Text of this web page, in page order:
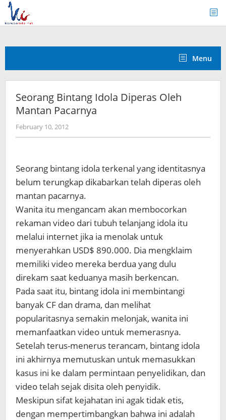
Skip
content
Menu
Seorang Bintang Idola Diperas Oleh
Mantan Pacarnya
February 10, 2012by
Koreanindo
Seorang bintang idola terkenal yang identitasnya
belum terungkap dikabarkan telah diperas oleh
mantan pacarnya.
Wanita itu mengancam akan membocorkan
rekaman video dari tubuh telanjang idola itu
melalui internet jika ia menolak untuk
menyerahkan USD$ 890.000. Dia mengklaim
memiliki video mereka berdua yang dulu
direkam saat keduanya masih berkencan.
Pada saat itu, bintang idola ini membintangi
banyak CF dan drama, dan melihat
popularitasnya semakin melonjak, wanita ini
memanfaatkan video untuk memerasnya.
Setelah terus-menerus terancam, bintang idola
ini akhirnya memutuskan untuk memasukkan
kasus ini ke dalam permintaan penyelidikan, dan
video telah sejak disita oleh penyidik.
Meskipun sifat kejahatan ini agak tidak etis,
dengan mempertimbangkan bahwa ini adalah